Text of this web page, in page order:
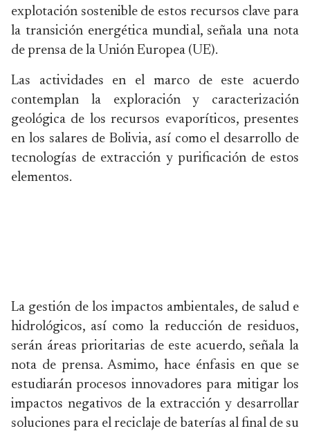
explotación sostenible de estos recursos clave para
la transición energética mundial, señala una nota
de prensa de la Unión Europea (UE).
Las actividades en el marco de este acuerdo
contemplan la exploración y caracterización
geológica de los recursos evaporíticos, presentes
en los salares de Bolivia, así como el desarrollo de
tecnologías de extracción y purificación de estos
elementos.
La gestión de los impactos ambientales, de salud e
hidrológicos, así como la reducción de residuos,
serán áreas prioritarias de este acuerdo, señala la
nota de prensa. Asmimo, hace énfasis en que se
estudiarán procesos innovadores para mitigar los
impactos negativos de la extracción y desarrollar
soluciones para el reciclaje de baterías al final de su